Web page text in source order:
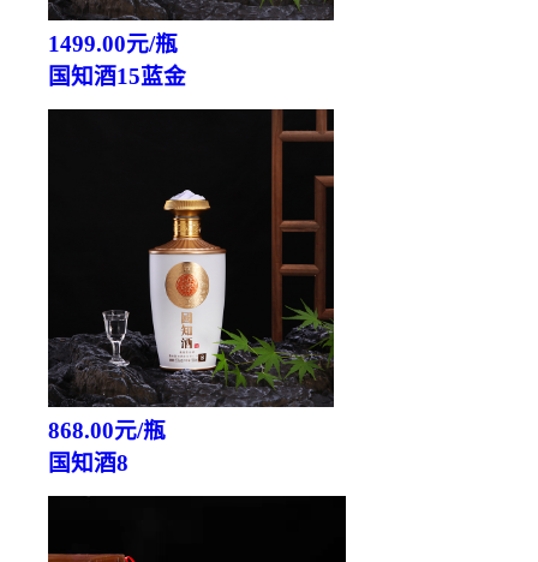
1499.00元/瓶
国知酒15蓝金
868.00元/瓶
国知酒8